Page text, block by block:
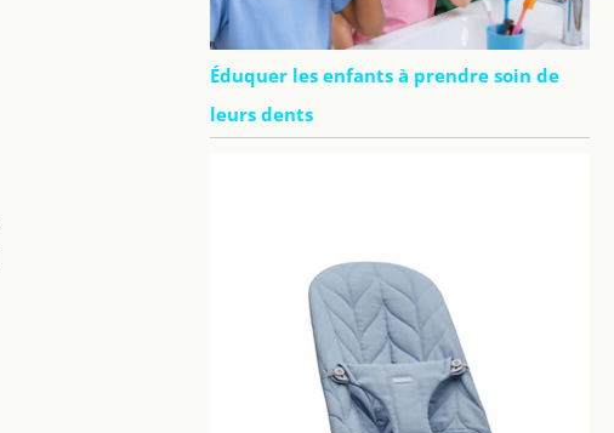
Éduquer les enfants à prendre soin de
leurs dents